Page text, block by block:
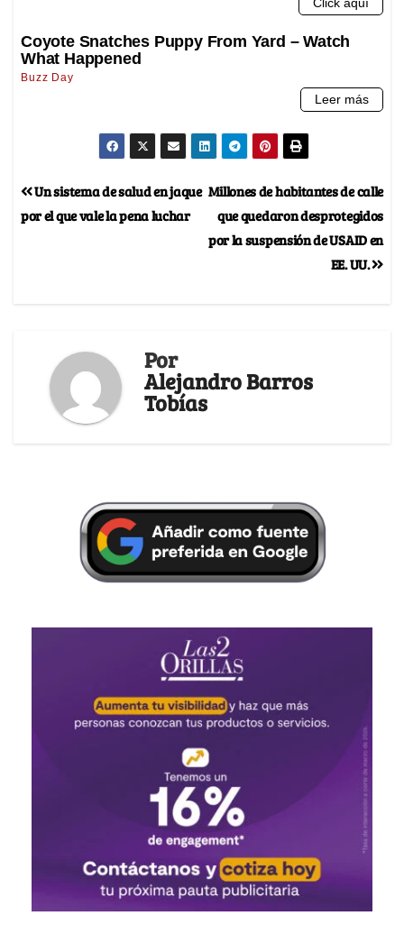
Millones de habitantes de calle
que quedaron desprotegidos
por la suspensión de USAID en
EE. UU.
Un sistema de salud en jaque
por el que vale la pena luchar
Por
Alejandro Barros
Tobías